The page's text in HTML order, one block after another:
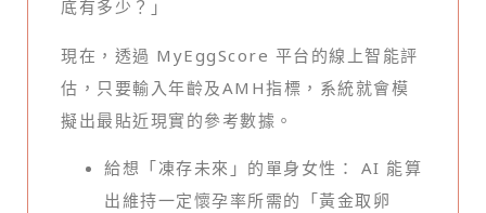
底有多少？」
現在，透過 MyEggScore 平台的線上智能評
估，只要輸入年齡及AMH指標，系統就會模
擬出最貼近現實的參考數據。
給想「凍存未來」的單身女性： AI 能算
出維持一定懷孕率所需的「黃金取卵